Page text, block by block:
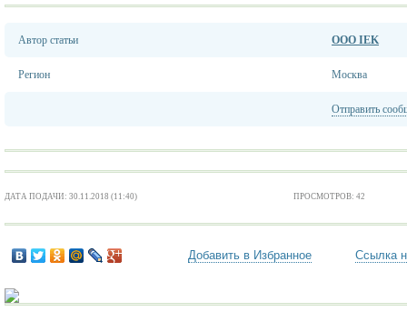
Автор статьи ООО IEK
Регион Москва
Отправить
ДАТА ПОДАЧИ: 30.11.2018 (11:40) ПРОСМОТРОВ: 42
Добавить в Избранное Ссылка